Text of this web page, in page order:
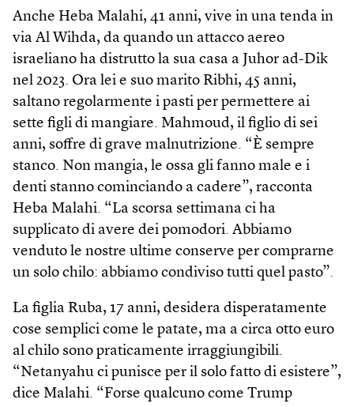
Anche Heba Malahi, 41 anni, vive in una tenda in
via Al Wihda, da quando un attacco aereo
israeliano ha distrutto la sua casa a Juhor ad-Dik
nel 2023. Ora lei e suo marito Ribhi, 45 anni,
saltano regolarmente i pasti per permettere ai
sette figli di mangiare. Mahmoud, il figlio di sei
anni, soffre di grave malnutrizione. “È sempre
stanco. Non mangia, le ossa gli fanno male e i
denti stanno cominciando a cadere”, racconta
Heba Malahi. “La scorsa settimana ci ha
supplicato di avere dei pomodori. Abbiamo
venduto le nostre ultime conserve per comprarne
un solo chilo: abbiamo condiviso tutti quel pasto”.
La figlia Ruba, 17 anni, desidera disperatamente
cose semplici come le patate, ma a circa otto euro
al chilo sono praticamente irraggiungibili.
“Netanyahu ci punisce per il solo fatto di esistere”,
dice Malahi. “Forse qualcuno come Trump